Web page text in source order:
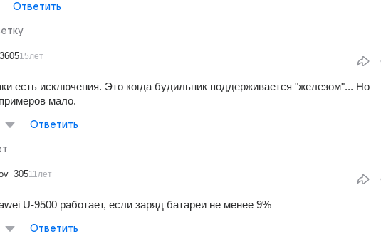
Ответить
15лет
есть исключения. Это когда будильник поддерживается "железом"... Но
мало.
Ответить
11лет
U-9500 работает, если заряд батареи не менее 9%
Ответить